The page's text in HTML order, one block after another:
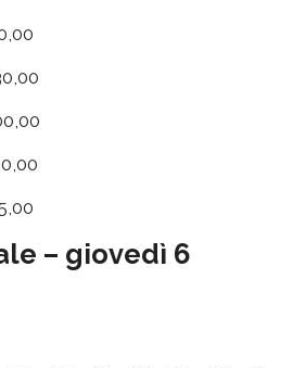
– giovedì 6